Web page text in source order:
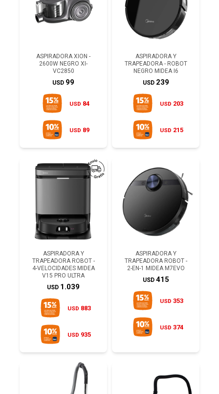
ASPIRADORA XION -
2600W NEGRO XI-
VC2850
USD 99
USD 84
USD 89
ASPIRADORA Y
TRAPEADORA - ROBOT
NEGRO MIDEA I6
USD 239
USD 203
USD 215
ASPIRADORA Y
TRAPEADORA ROBOT -
4-VELOCIDADES MIDEA
V15 PRO ULTRA
USD 1.039
USD 883
USD 935
ASPIRADORA Y
TRAPEADORA ROBOT -
2-EN-1 MIDEA M7EVO
USD 415
USD 353
USD 374